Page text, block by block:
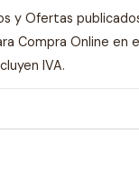
y Ofertas
Compra Online en
IVA.